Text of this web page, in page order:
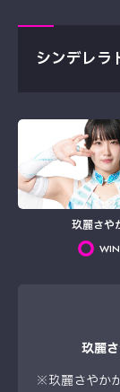
シンデレラ
玖麗さや
WIN
玖麗
※玖麗さやか